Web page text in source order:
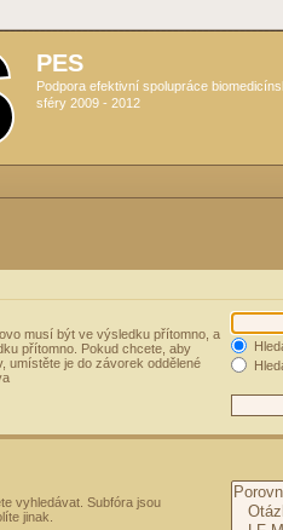
PES
Podpora efektivní spolupráce
sféry 2009 - 2012
musí být ve výsledku přítomno, a
přítomno. Pokud chcete, aby
umístěte je do závorek oddělené
vyhledávat. Subfóra jsou
jinak.